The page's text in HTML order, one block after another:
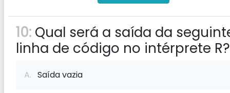
10: Qual será a saída da
linha de código no intérprete R?
A. Saída vazia